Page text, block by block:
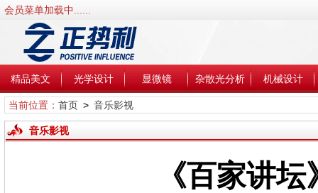
会员菜单加载中......
精品美文 光学设计 显微镜 杂散光分析 机械设计
当前位置： 首页> 音乐影视
音乐影视
《百家讲